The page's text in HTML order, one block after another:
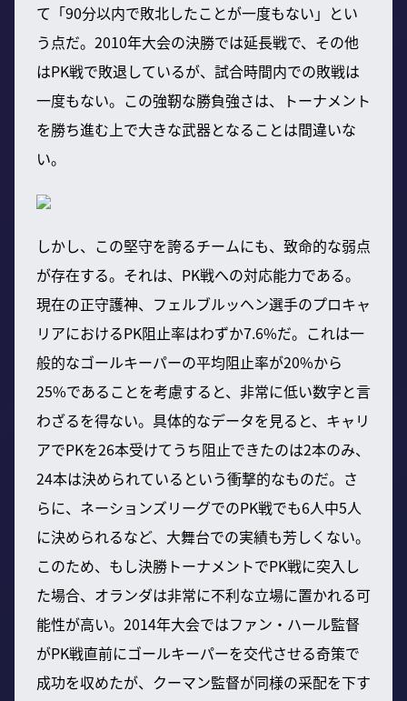
て「90分以内で敗北したことが一度もない」とい
う点だ。2010年大会の決勝では延長戦で、その他
はPK戦で敗退しているが、試合時間内での敗戦は
一度もない。この強靭な勝負強さは、トーナメント
を勝ち進む上で大きな武器となることは間違いな
い。
しかし、この堅守を誇るチームにも、致命的な弱点
が存在する。それは、PK戦への対応能力である。
現在の正守護神、フェルブルッヘン選手のプロキャ
リアにおけるPK阻止率はわずか7.6%だ。これは一
般的なゴールキーパーの平均阻止率が20%から
25%であることを考慮すると、非常に低い数字と言
わざるを得ない。具体的なデータを見ると、キャリ
アでPKを26本受けてうち阻止できたのは2本のみ、
24本は決められているという衝撃的なものだ。さ
らに、ネーションズリーグでのPK戦でも6人中5人
に決められるなど、大舞台での実績も芳しくない。
このため、もし決勝トーナメントでPK戦に突入し
た場合、オランダは非常に不利な立場に置かれる可
能性が高い。2014年大会ではファン・ハール監督
がPK戦直前にゴールキーパーを交代させる奇策で
成功を収めたが、クーマン監督が同様の采配を下す